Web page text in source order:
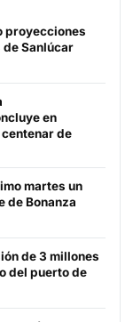
proyecciones
Sanlúcar
en
de
martes un
de Bonanza
de 3 millones
del puerto de